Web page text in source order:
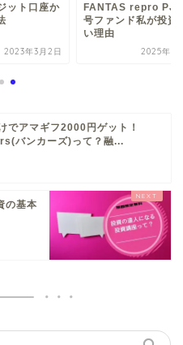
ット口座か
2023年3月2日
FANTAS repro PJ
号ファンド私が投資
い理由
2025年5
でアマギフ2000円ゲット！
バンカーズ)って？融...
の基本